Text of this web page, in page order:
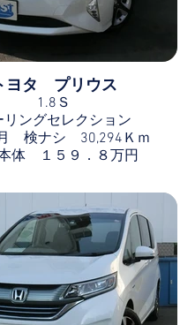
ヨタ プリウス
1.8Ｓ
リングセレクション
検ナシ 30,294Ｋｍ
体 １５９．８万円